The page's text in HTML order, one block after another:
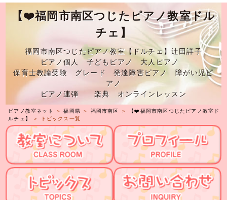
【❤️福岡市南区つじたピアノ教室ドル
チェ】
福岡市南区つじたピアノ教室【ドルチェ】辻田詳子
ピアノ個人 子どもピアノ 大人ピアノ
保育士教諭受験 グレード 発達障害ピアノ 障がい児ピ
アノ
ピアノ連弾 楽典 オンラインレッスン
ピアノ教室ネット ＞福岡県 ＞ 福岡市南区 ＞
【❤️福岡市南区つじたピアノ教室ド
ルチェ】
＞ トピックス一覧